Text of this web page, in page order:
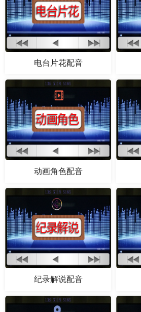
电台片花配音
动画角色配音
纪录解说配音